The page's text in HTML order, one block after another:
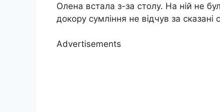
Олена встала з-за столу. На ній не
докору сумління не відчув за сказані
Advertisements